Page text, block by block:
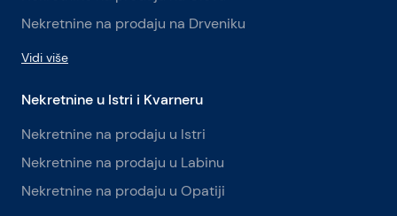
Nekretnine na prodaju na Drveniku
Vidi više
Nekretnine u Istri i Kvarneru
Nekretnine na prodaju u Istri
Nekretnine na prodaju u Labinu
Nekretnine na prodaju u Opatiji